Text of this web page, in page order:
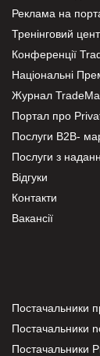
Реклама на
Тренінговий
Конференції
Національні
Журнал
Портал про
Послуги В2В-
Послуги з
Відгуки
Контакти
Вакансії
Постачальники
Постачальники
Постачальники